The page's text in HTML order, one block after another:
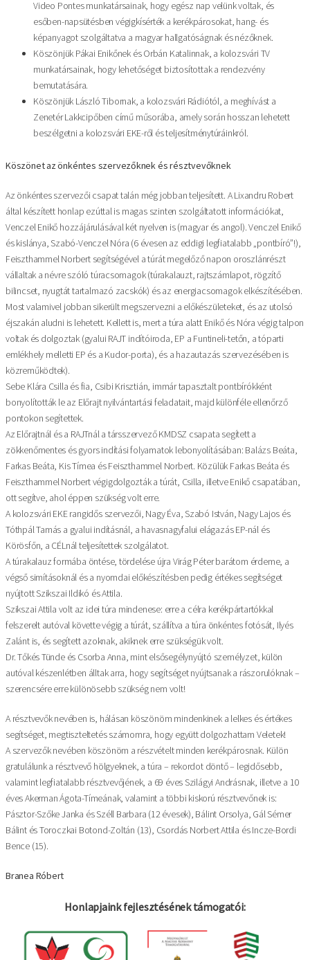
Video Pontes munkatársainak, hogy egész nap velünk voltak, és
esőben-napsütésben végigkísérték a kerékpárosokat, hang- és
képanyagot szolgáltatva a magyar hallgatóságnak és nézőknek.
Köszönjük Pákai Enikőnek és Orbán Katalinnak, a kolozsvári TV
munkatársainak, hogy lehetőséget biztosítottak a rendezvény
bemutatására.
Köszönjük László Tibornak, a kolozsvári Rádiótól, a meghívást a
Zenetér Lakkcipőben című műsorába, amely során hosszan lehetett
beszélgetni a kolozsvári EKE-ről és teljesítménytúráinkról.
Köszönet az önkéntes szervezőknek és résztvevőknek
Az önkéntes szervezői csapat talán még jobban teljesített. A Lixandru Robert
által készített honlap ezúttal is magas szinten szolgáltatott információkat,
Venczel Enikő hozzájárulásával két nyelven is (magyar és angol). Venczel Enikő
és kislánya, Szabó-Venczel Nóra (6 évesen az eddigi legfiatalabb „pontbíró”!),
Feiszthammel Norbert segítségével a túrát megelőző napon oroszlánrészt
vállaltak a névre szóló túracsomagok (túrakalauzt, rajtszámlapot, rögzítő
bilincset, nyugtát tartalmazó zacskók) és az energiacsomagok elkészítésében.
Most valamivel jobban sikerült megszervezni a előkészületeket, és az utolsó
éjszakán aludni is lehetett. Kellett is, mert a túra alatt Enikő és Nóra végig talpon
voltak és dolgoztak (gyalui RAJT indítóiroda, EP a Funtineli-tetőn, a tóparti
emlékhely melletti EP és a Kudor-porta), és a hazautazás szervezésében is
közreműködtek).
Sebe Klára Csilla és fia, Csibi Krisztián, immár tapasztalt pontbírókként
bonyolították le az Előrajt nyilvántartási feladatait, majd különféle ellenőrző
pontokon segítettek.
Az Előrajtnál és a RAJTnál a társszervező KMDSZ csapata segített a
zökkenőmentes és gyors indítási folyamatok lebonyolításában: Balázs Beáta,
Farkas Beáta, Kis Tímea és Feiszthammel Norbert. Közülük Farkas Beáta és
Feiszthammel Norbert végigdolgozták a túrát, Csilla, illetve Enikő csapatában,
ott segítve, ahol éppen szükség volt erre.
A kolozsvári EKE rangidős szervezői, Nagy Éva, Szabó István, Nagy Lajos és
Tóthpál Tamás a gyalui indításnál, a havasnagyfalui elágazás EP-nál és
Körösfőn, a CÉLnál teljesítettek szolgálatot.
A túrakalauz formába öntése, tördelése újra Virág Péter barátom érdeme, a
végső simításoknál és a nyomdai előkészítésben pedig értékes segítséget
nyújtott Szikszai Ildikó és Attila.
Szikszai Attila volt az idei túra mindenese: erre a célra kerékpártartókkal
felszerelt autóval követte végig a túrát, szállítva a túra önkéntes fotósát, Ilyés
Zalánt is, és segített azoknak, akiknek erre szükségük volt.
Dr. Tőkés Tünde és Csorba Anna, mint elsősegélynyújtó személyzet, külön
autóval készenlétben álltak arra, hogy segítséget nyújtsanak a rászorulóknak –
szerencsére erre különösebb szükség nem volt!
A résztvevők nevében is, hálásan köszönöm mindenkinek a lelkes és értékes
segítséget, megtiszteltetés számomra, hogy együtt dolgozhattam Veletek!
A szervezők nevében köszönöm a részvételt minden kerékpárosnak. Külön
gratulálunk a résztvevő hölgyeknek, a túra – rekordot döntő – legidősebb,
valamint legfiatalabb résztvevőjének, a 69 éves Szilágyi Andrásnak, illetve a 10
éves Akerman Ágota-Tímeának, valamint a többi kiskorú résztvevőnek is:
Pásztor-Szőke Janka és Széll Barbara (12 évesek), Bálint Orsolya, Gál Sémer
Bálint és Toroczkai Botond-Zoltán (13), Csordás Norbert Attila és Incze-Bordi
Bence (15).
Branea Róbert
Honlapjaink fejlesztésének támogatói: